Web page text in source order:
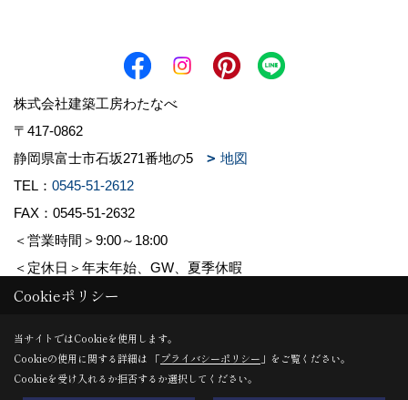
株式会社建築工房わたなべ
〒417-0862
静岡県富士市石坂271番地の5
地図
TEL： 0545-51-2612
FAX：0545-51-2632
＜営業時間＞9:00～18:00
＜定休日＞年末年始、GW、夏季休暇
Copyright (c) 株式会社建築工房わたなべ. All Rights Reserved.
Produced byゴデスクリエイト
Cookieポリシー
当サイトではCookieを使用します。
Cookieの使用に関する詳細は 「プライバシーポリシー 」をご覧ください。
Cookieを受け入れるか拒否するか選択してください。